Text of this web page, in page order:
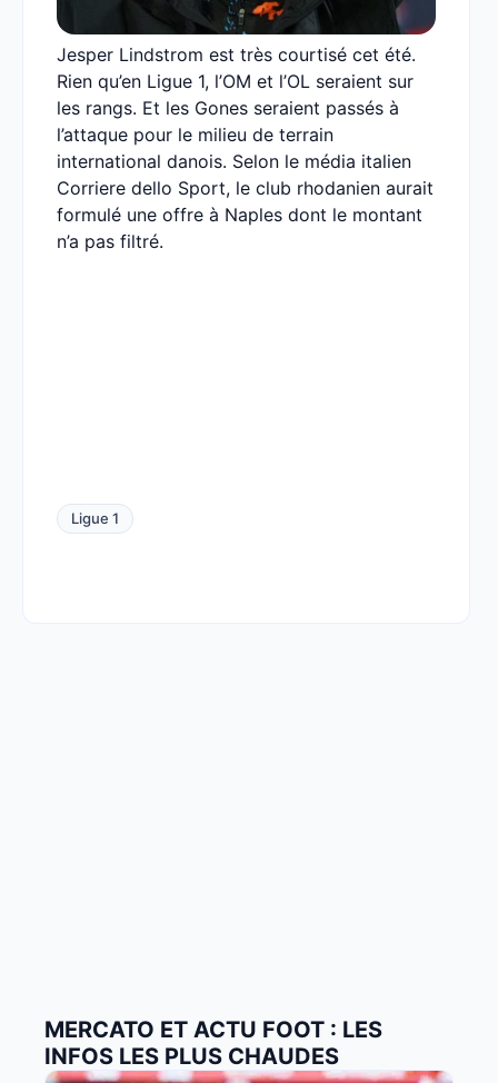
Jesper Lindstrom est très courtisé cet été.
Rien qu’en Ligue 1, l’OM et l’OL seraient sur
les rangs. Et les Gones seraient passés à
l’attaque pour le milieu de terrain
international danois. Selon le média italien
Corriere dello Sport, le club rhodanien aurait
formulé une offre à Naples dont le montant
n’a pas filtré.
Ligue 1
MERCATO ET ACTU FOOT : LES
INFOS LES PLUS CHAUDES